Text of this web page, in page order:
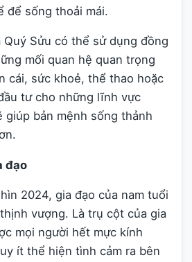
để sống thoải mái.
Quý Sửu có thể sử dụng đồng
mối quan hệ quan trọng
cái, sức khoẻ, thể thao hoặc
tư cho những lĩnh vực
giúp bản mệnh sống thảnh
đạo
2024, gia đạo của nam tuổi
vượng. Là trụ cột của gia
mọi người hết mực kính
ít thể hiện tình cảm ra bên